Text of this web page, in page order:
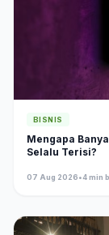
BISNIS
Mengapa
Selalu Terisi?
07 Aug 2026•4 min